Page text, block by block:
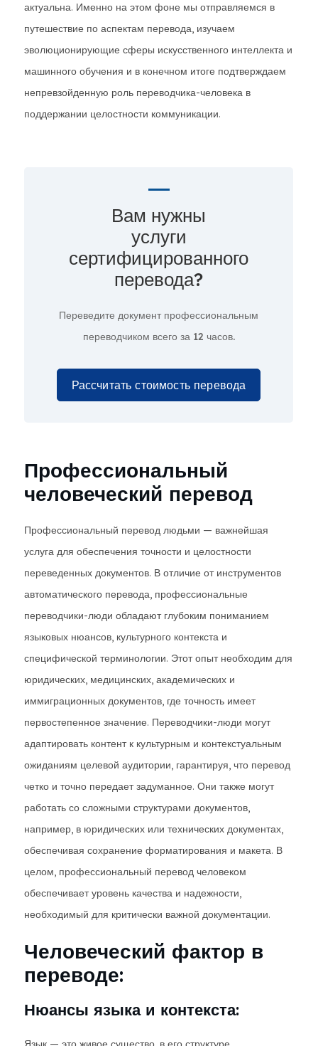
актуальна. Именно на этом фоне мы отправляемся в
путешествие по аспектам перевода, изучаем
эволюционирующие сферы искусственного интеллекта и
машинного обучения и в конечном итоге подтверждаем
непревзойденную роль переводчика-человека в
поддержании целостности коммуникации.
Вам нужны
услуги
сертифицированного
перевода?
Переведите документ профессиональным
переводчиком всего за 12 часов.
Рассчитать стоимость перевода
Профессиональный
человеческий перевод
Профессиональный перевод людьми — важнейшая
услуга для обеспечения точности и целостности
переведенных документов. В отличие от инструментов
автоматического перевода, профессиональные
переводчики-люди обладают глубоким пониманием
языковых нюансов, культурного контекста и
специфической терминологии. Этот опыт необходим для
юридических, медицинских, академических и
иммиграционных документов, где точность имеет
первостепенное значение. Переводчики-люди могут
адаптировать контент к культурным и контекстуальным
ожиданиям целевой аудитории, гарантируя, что перевод
четко и точно передает задуманное. Они также могут
работать со сложными структурами документов,
например, в юридических или технических документах,
обеспечивая сохранение форматирования и макета. В
целом, профессиональный перевод человеком
обеспечивает уровень качества и надежности,
необходимый для критически важной документации.
Человеческий фактор в
переводе:
Нюансы языка и контекста: